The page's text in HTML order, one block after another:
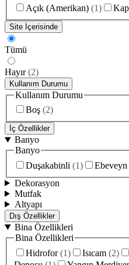
Açık (Amerikan) (1)
Site İçerisinde
Tümü
Hayır (2)
Kullanım Durumu
Kullanım Durumu
Boş (2)
İç Özellikler
Banyo
Banyo
Duşakabinli (1)
Dekorasyon
Mutfak
Altyapı
Dış Özellikler
Bina Özellikleri
Bina Özellikleri
Hidrofor (1) Isıcam (2)